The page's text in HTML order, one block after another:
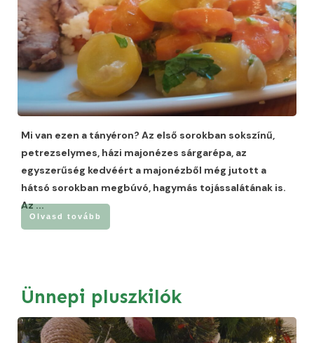
Mi van ezen a tányéron? Az első sorokban sokszínű,
petrezselymes, házi majonézes sárgarépa, az
egyszerűség kedvéért a majonézből még jutott a
hátsó sorokban megbúvó, hagymás tojássalátának is.
Az...
Olvasd tovább
Ünnepi pluszkilók